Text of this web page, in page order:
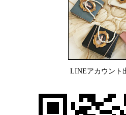
LINEアカウント